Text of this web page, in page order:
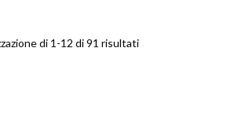
di 1-12 di 91 risultati